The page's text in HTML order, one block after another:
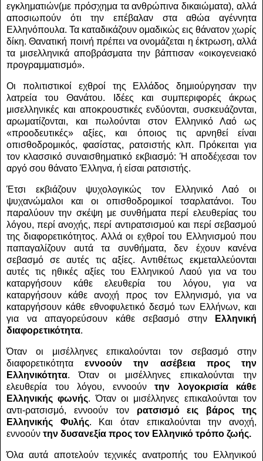
εγκληματιών(με πρόσχημα τα ανθρώπινα δικαιώματα), αλλά
αποσιωπούν ότι την επέβαλαν στα αθώα αγέννητα
Ελληνόπουλα. Τα καταδικάζουν ομαδικώς εις θάνατον χωρίς
δίκη. Θανατική ποινή πρέπει να ονομάζεται η έκτρωση, αλλά
τα μισελληνικά αποβράσματα την βάπτισαν «οικογενειακό
προγραμματισμό».
Οι πολιτιστικοί εχθροί της Ελλάδος δημιούργησαν την
λατρεία του Θανάτου. Ιδέες και συμπεριφορές άκρως
μισελληνικές και αποκρουστικές ενδύονται, συσκευάζονται,
αρωματίζονται, και πωλούνται στον Ελληνικό Λαό ως
«προοδευτικές» αξίες, και όποιος τις αρνηθεί είναι
οπισθοδρομικός, φασίστας, ρατσιστής κλπ. Πρόκειται για
τον κλασσικό συναισθηματικό εκβιασμό: Ή αποδέχεσαι τον
αργό σου θάνατο Έλληνα, ή είσαι ρατσιστής.
Έτσι εκβιάζουν ψυχολογικώς τον Ελληνικό Λαό οι
ψυχανώμαλοι και οι οπισθοδρομικοί τσαρλατάνοι. Του
παραλύουν την σκέψη με συνθήματα περί ελευθερίας του
λόγου, περί ανοχής, περί αντιρατσισμού και περί σεβασμού
της διαφορετικότητος. Αλλά οι εχθροί του Ελληνισμού που
παπαγαλίζουν αυτά τα συνθήματα, δεν έχουν κανένα
σεβασμό σε αυτές τις αξίες. Αντιθέτως εκμεταλλεύονται
αυτές τις ηθικές αξίες του Ελληνικού Λαού για να του
καταργήσουν κάθε ελευθερία του λόγου, για να
καταργήσουν κάθε ανοχή προς τον Ελληνισμό, για να
καταργήσουν κάθε εθνοφυλετικό δεσμό των Ελλήνων, και
για να απαγορεύσουν κάθε σεβασμό στην
Ελληνική
διαφορετικότητα.
Όταν οι μισέλληνες επικαλούνται τον σεβασμό στην
διαφορετικότηταεννοούν την ασέβεια προς την
Ελληνικότητα. Όταν οι μισέλληνες επικαλούνται την
ελευθερία του λόγου, εννοούν την λογοκρισία κάθε
Ελληνικής φωνής. Όταν οι μισέλληνες επικαλούνται τον
αντι-ρατσισμό, εννοούν τον ρατσισμό εις βάρος της
Ελληνικής Φυλής. Και όταν επικαλούνται την ανοχή,
εννοούν την δυσανεξία προς τον Ελληνικό τρόπο ζωής.
Όλα αυτά αποτελούν τεχνικές ανατροπής του Ελληνικού